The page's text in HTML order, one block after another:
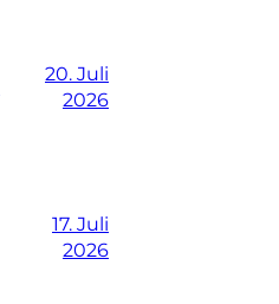
20. Juli
2026
17. Juli
2026